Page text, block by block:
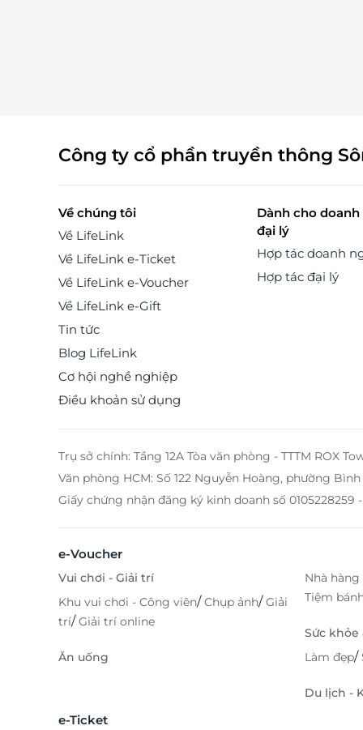
Công ty cổ phần truyền thông
Về chúng tôi
Về LifeLink
Về LifeLink e-Ticket
Về LifeLink e-Voucher
Về LifeLink e-Gift
Tin tức
Blog LifeLink
Cơ hội nghề nghiệp
Điều khoản sử dụng
Dành cho
đại lý
Hợp tác doanh
Hợp tác đại lý
Trụ sở chính: Tầng 12A Tòa văn phòng - TTTM ROX
Văn phòng HCM: Số 122 Nguyễn Hoàng, phường
Giấy chứng nhận đăng ký kinh doanh số
e-Voucher
Vui chơi - Giải trí
Khu vui chơi - Công viên/Chụp ảnh/Giải
trí/Giải trí online
Ăn uống
Nhà hàng
Tiệm
Sức khỏe
Làm đẹp/
Du lịch -
e-Ticket